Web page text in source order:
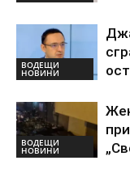
ВОДЕЩИ
НОВИНИ
ВОДЕЩИ
НОВИНИ